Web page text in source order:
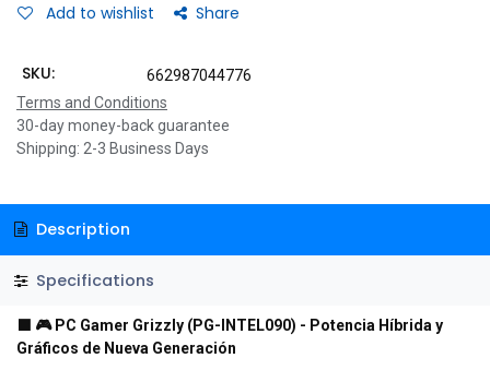
Add to wishlist Share
SKU:
662987044776
Terms and Conditions
30-day money-back guarantee
Shipping: 2-3 Business Days
Description
Specifications
⬛ 🎮 PC Gamer Grizzly (PG-INTEL090) - Potencia Híbrida y
Gráficos de Nueva Generación